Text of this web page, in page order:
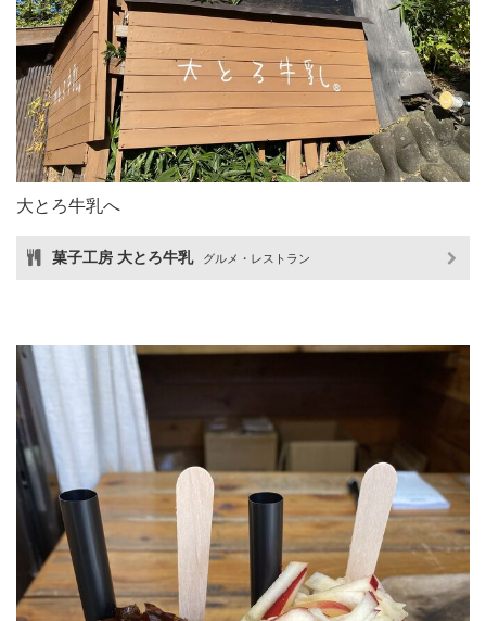
大とろ牛乳へ
菓子工房 大とろ牛乳 グルメ・レストラン